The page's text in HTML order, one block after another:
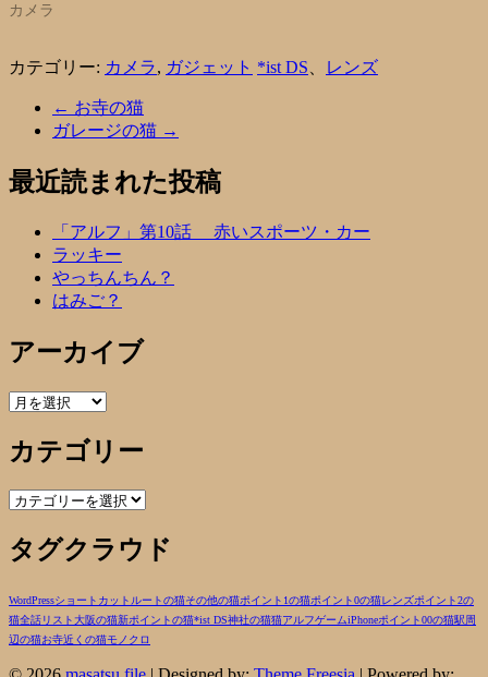
カメラ
カテゴリー: カメラ, ガジェット *ist DS レンズ
← お寺の猫
ガレージの猫 →
最近読まれた投稿
「アルフ」第10話 赤いスポーツ・カー
ラッキー
やっちんちん？
はみご？
アーカイブ
ア
カ
イ
ブ
カテゴリー
カ
ゴ
リ
タグクラウド
WordPressショートカットルートの猫その他の猫ポイント1の猫ポイント0の猫レンズポイント2の
猫全話リスト大阪の猫新ポイントの猫*ist DS神社の猫猫アルフゲームiPhoneポイント00の猫駅周
辺の猫お寺近くの猫モノクロ